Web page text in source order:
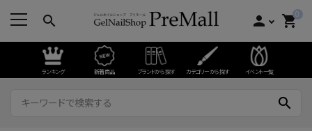
search person 0
shopping_cart
ランキング 新着商品 ブランドから探す カテゴリーから探す イベント一覧
search